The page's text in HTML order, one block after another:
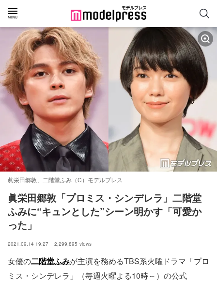
眞栄田郷敦、二階堂ふみ（C）モデルプレス
眞栄田郷敦「プロミス・シンデレラ」二階堂
ふみに“キュンとした”シーン明かす「可愛か
った」
2021.09.14 19:27 2,299,895 views
女優の二階堂ふみが主演を務めるTBS系火曜ドラマ「プロ
ミス・シンデレラ」（毎週火曜よる10時～）の公式